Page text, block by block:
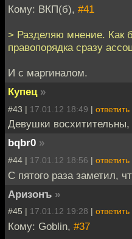
Кому: ВКП(б), #41
> Разделяю мнение. Как
правопорядка сразу
И с маргиналом.
Купец »
#43 | 17.01.12 18:49 | ответить
Девушки восхитительны,
bqbr0 »
#44 | 17.01.12 18:56 | ответить
С пятого раза заметил,
Аризонъ »
#45 | 17.01.12 19:28 | ответить
Кому: Goblin, #37